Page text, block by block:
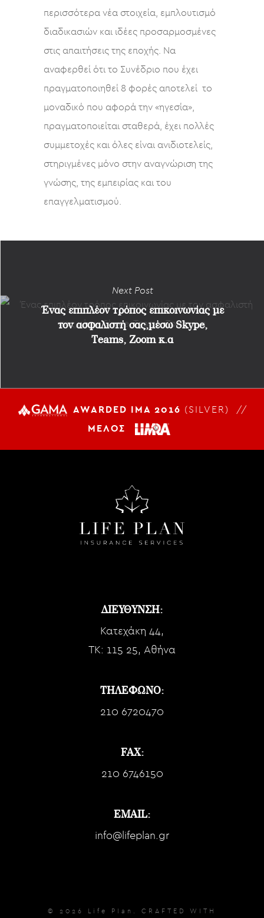
περισσότερα νέα στοιχεία, εμπλουτισμό
διαδικασιών και ιδέες προσαρμοσμένες
στις απαιτήσεις της εποχής. Να
αναφερθεί ότι το Συνέδριο που έχει
πραγματοποιηθεί 8 φορές αποτελεί το
μοναδικό που αφορά την «ηγεσία»,
πραγματοποιείται σταθερά, έχει πολλές
συμμετοχές και όλες είναι ανιδιοτελείς,
στηριγμένες μόνο στην αναγνώριση της
γνώσης, της εμπειρίας και του
επαγγελματισμού.
Next Post
Ένας επιπλέον τρόπος επικοινωνίας με
τον ασφαλιστή σας,μέσω Skype,
Teams, Zoom κ.α
AWARDED IMA 2016 (SILVER) //
ΜΕΛΟΣ
ΔΙΕΥΘΥΝΣΗ:
Κατεχάκη 44,
TK: 115 25, Αθήνα
ΤΗΛΕΦΩΝΟ:
210 6720470
FAX:
210 6746150
EMAIL:
info@lifeplan.gr
© 2026 Life Plan. CRAFTED WITH